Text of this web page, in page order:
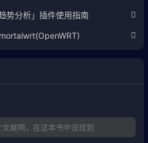
势分析」插件使用指南
献啊，在这本书中没找到